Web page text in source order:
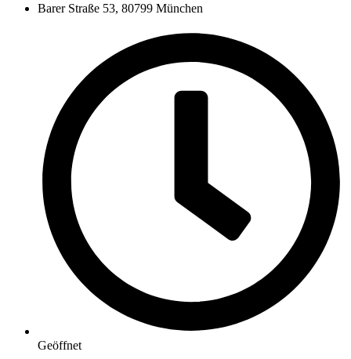
Barer Straße 53, 80799 München
Geöffnet